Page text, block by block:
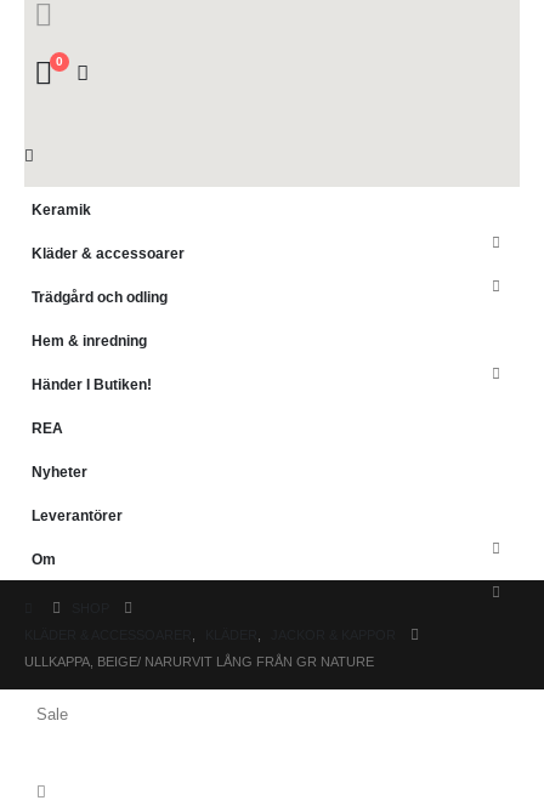
0
Keramik
Kläder & accessoarer
Trädgård och odling
Hem & inredning
Händer I Butiken!
REA
Nyheter
Leverantörer
Om
ULLKAPPA, BEIGE/ NARURVIT LÅNG FRÅN GR NATURE
Sale